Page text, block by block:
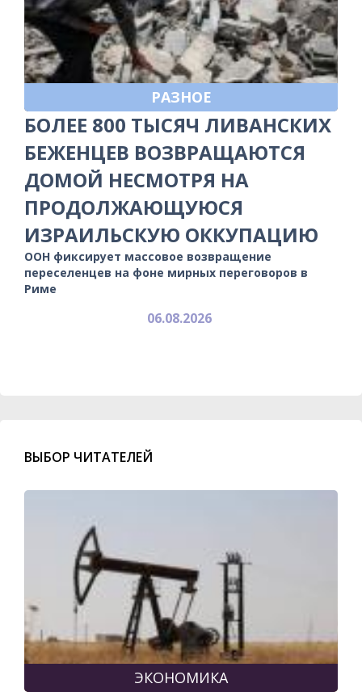
РАЗНОЕ
БОЛЕЕ 800 ТЫСЯЧ ЛИВАНСКИХ
БЕЖЕНЦЕВ ВОЗВРАЩАЮТСЯ
ДОМОЙ НЕСМОТРЯ НА
ПРОДОЛЖАЮЩУЮСЯ
ИЗРАИЛЬСКУЮ ОККУПАЦИЮ
ООН фиксирует массовое возвращение
переселенцев на фоне мирных переговоров в
Риме
06.08.2026
ВЫБОР ЧИТАТЕЛЕЙ
ЭКОНОМИКА